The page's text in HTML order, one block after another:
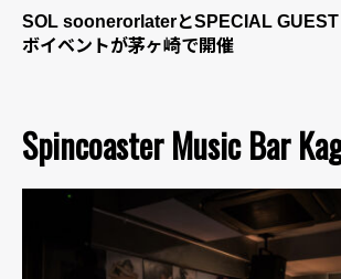
SOL soonerorlaterとSPECIAL GUEST
ボイベントが茅ヶ崎で開催
Spincoaster Music Bar